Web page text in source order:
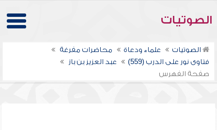
الصوتيات
الصوتيات علماء ودعاة
محاضرات مفرغة
فتاوى نور على الدرب (559)
عبد العزيز بن باز
صفحة الفهرس